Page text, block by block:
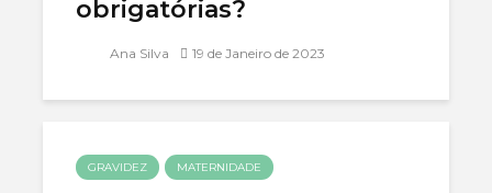
obrigatórias?
Ana Silva 19 de Janeiro de 2023
GRAVIDEZ MATERNIDADE